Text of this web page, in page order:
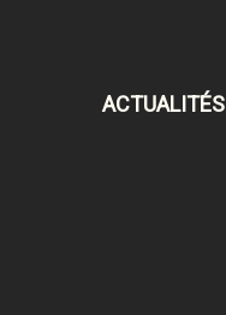
ACTUALITÉS